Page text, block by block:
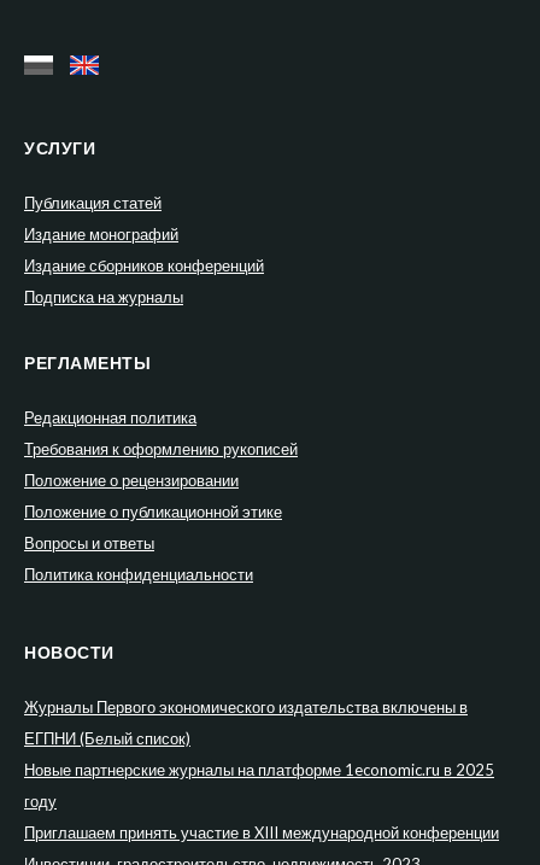
УСЛУГИ
Публикация статей
Издание монографий
Издание сборников конференций
Подписка на журналы
РЕГЛАМЕНТЫ
Редакционная политика
Требования к оформлению рукописей
Положение о рецензировании
Положение о публикационной этике
Вопросы и ответы
Политика конфиденциальности
НОВОСТИ
Журналы Первого экономического издательства включены в
ЕГПНИ (Белый список)
Новые партнерские журналы на платформе 1economic.ru в 2025
году
Приглашаем принять участие в XIII международной конференции